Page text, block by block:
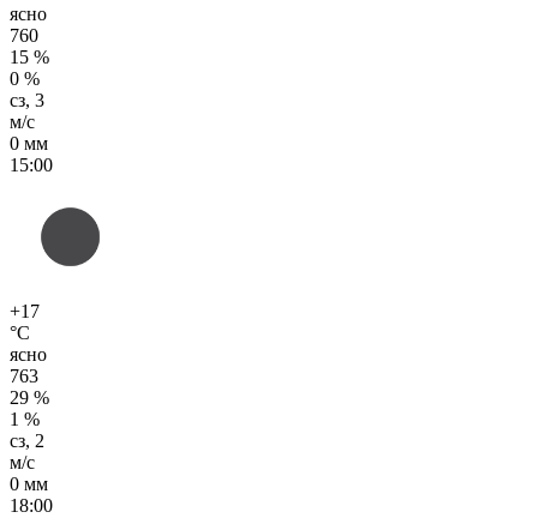
ясно
760
15 %
0 %
сз, 3
м/с
0 мм
15:00
+17
°C
ясно
763
29 %
1 %
сз, 2
м/с
0 мм
18:00